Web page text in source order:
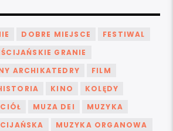
DOBRE MIEJSCE
FESTIWAL
GRANIE
ARCHIKATEDRY
FILM
KINO
KOLĘDY
MUZA DEI
MUZYKA
MUZYKA ORGANOWA